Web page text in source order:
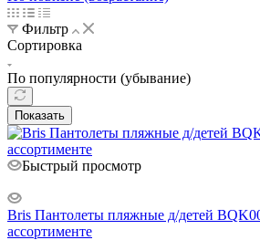
Фильтр
Сортировка
По популярности (убывание)
Показать
Быстрый просмотр
Bris Пантолеты пляжные д/детей
ассортименте